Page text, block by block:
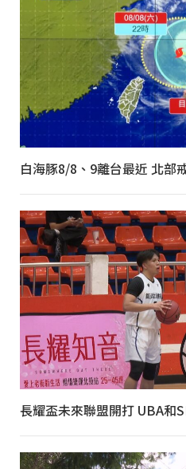
白海豚8/8、9離台最近 北部
長耀盃未來聯盟開打 UBA和